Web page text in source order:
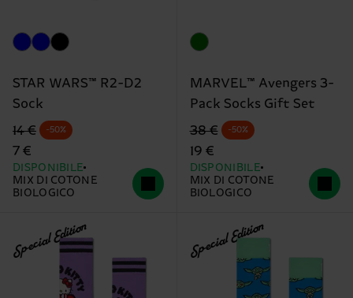
STAR WARS™ R2-D2
Sock
Prezzo di partenza
14 €
prezzo scontato
7 €
-50%
DISPONIBILE
MIX DI COTONE
BIOLOGICO
MARVEL™ Avengers 3-
Pack Socks Gift Set
Prezzo di partenza
38 €
prezzo scontato
19 €
-50%
DISPONIBILE
MIX DI COTONE
BIOLOGICO
Special Edition Special Edition